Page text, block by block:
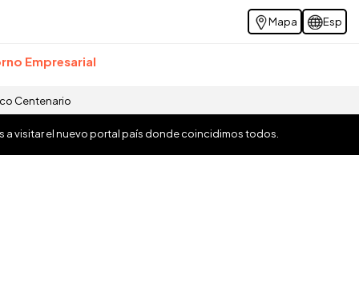
Mapa Esp
Empresarial
Centenario
a visitar el nuevo portal país donde coincidimos todos.